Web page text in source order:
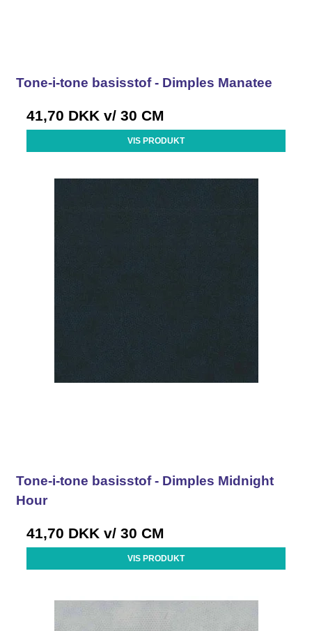
Tone-i-tone basisstof - Dimples Manatee
41,70 DKK v/ 30 CM
VIS PRODUKT
Tone-i-tone basisstof - Dimples Midnight
Hour
41,70 DKK v/ 30 CM
VIS PRODUKT